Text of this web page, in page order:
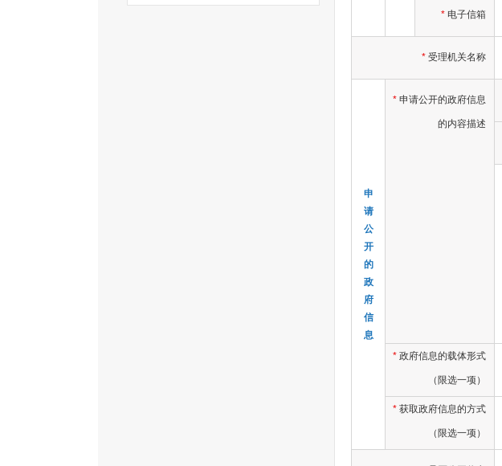
* 电子信箱
* 受理机关名称
申
请
公
开
的
政
府
信
息
* 申请公开的政府信息
的内容描述
* 政府信息的载体形式
（限选一项）
* 获取政府信息的方式
（限选一项）